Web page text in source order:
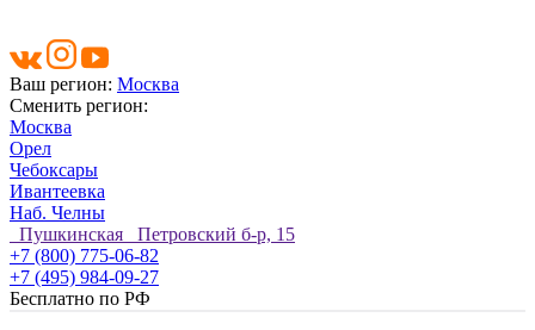
Ваш регион: Москва
Сменить регион:
Москва
Орел
Чебоксары
Ивантеевка
Наб. Челны
Пушкинская Петровский б-р, 15
+7 (800) 775-06-82
+7 (495) 984-09-27
Бесплатно по РФ